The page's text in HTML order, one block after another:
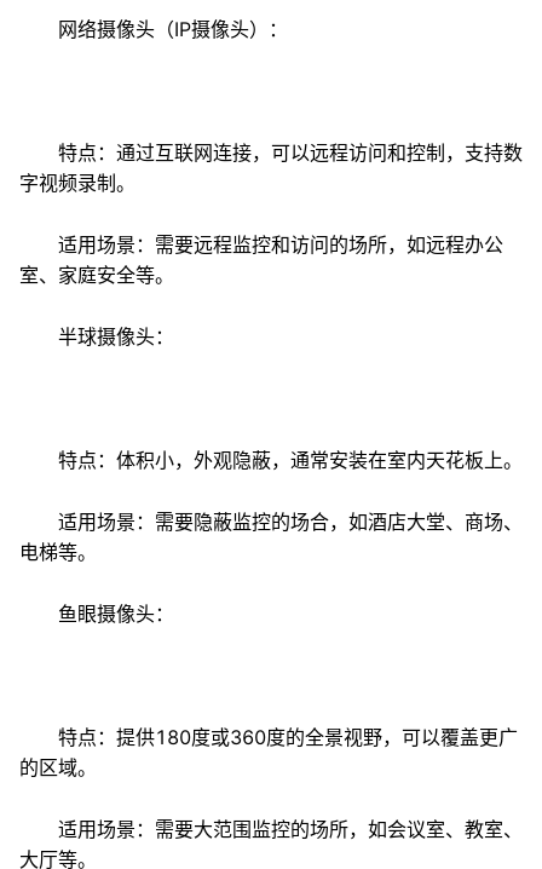
网络摄像头（IP摄像头）：
特点：通过互联网连接，可以远程访问和控制，支持数
字视频录制。
适用场景：需要远程监控和访问的场所，如远程办公
室、家庭安全等。
半球摄像头：
特点：体积小，外观隐蔽，通常安装在室内天花板上。
适用场景：需要隐蔽监控的场合，如酒店大堂、商场、
电梯等。
鱼眼摄像头：
特点：提供180度或360度的全景视野，可以覆盖更广
的区域。
适用场景：需要大范围监控的场所，如会议室、教室、
大厅等。